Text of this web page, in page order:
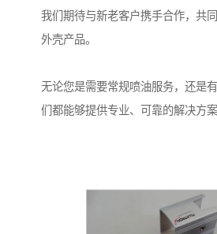
我们期待与新老客户携手合作，共
外壳产品。
无论您是需要常规喷油服务，还是
们都能够提供专业、可靠的解决方案